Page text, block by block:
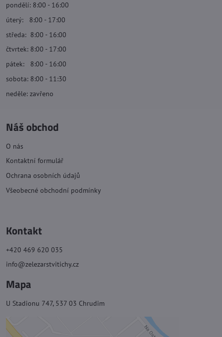
pondělí: 8:00 - 16:00
úterý: 8:00 - 17:00
středa: 8:00 - 16:00
čtvrtek: 8:00 - 17:00
pátek: 8:00 - 16:00
sobota: 8:00 - 11:30
neděle: zavřeno
Náš obchod
O nás
Kontaktní formulář
Ochrana osobních údajů
Všeobecné obchodní podmínky
Kontakt
+420 469 620 035
info@zelezarstvitichy.cz
Mapa
U Stadionu 747, 537 03 Chrudim